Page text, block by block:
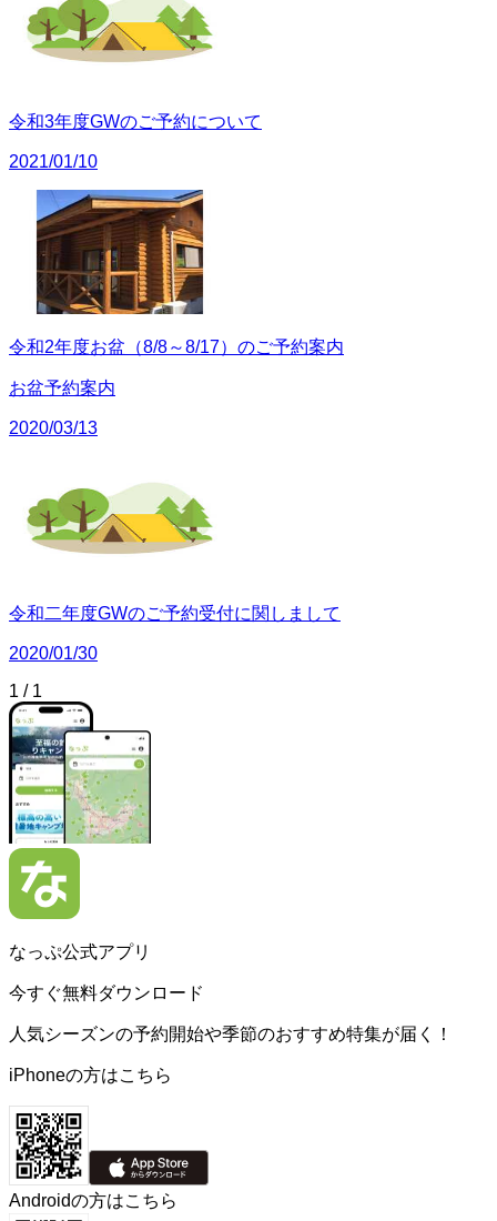
令和3年度GWのご予約について
2021/01/10
令和2年度お盆（8/8～8/17）のご予約案内
お盆予約案内
2020/03/13
令和二年度GWのご予約受付に関しまして
2020/01/30
1 / 1
なっぷ公式アプリ
今すぐ無料ダウンロード
人気シーズンの予約開始や季節のおすすめ特集が届く！
iPhoneの方はこちら
Androidの方はこちら